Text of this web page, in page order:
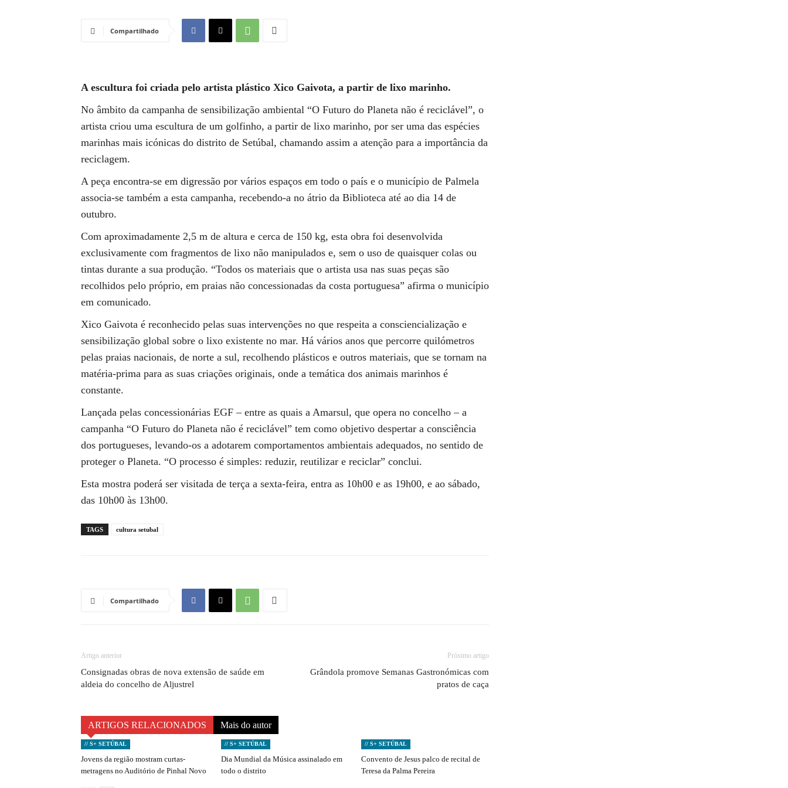
Compartilhado
A escultura foi criada pelo artista plástico Xico Gaivota, a partir de lixo marinho.
No âmbito da campanha de sensibilização ambiental “O Futuro do Planeta não é reciclável”, o
artista criou uma escultura de um golfinho, a partir de lixo marinho, por ser uma das espécies
marinhas mais icónicas do distrito de Setúbal, chamando assim a atenção para a importância da
reciclagem.
A peça encontra-se em digressão por vários espaços em todo o país e o município de Palmela
associa-se também a esta campanha, recebendo-a no átrio da Biblioteca até ao dia 14 de
outubro.
Com aproximadamente 2,5 m de altura e cerca de 150 kg, esta obra foi desenvolvida
exclusivamente com fragmentos de lixo não manipulados e, sem o uso de quaisquer colas ou
tintas durante a sua produção. “Todos os materiais que o artista usa nas suas peças são
recolhidos pelo próprio, em praias não concessionadas da costa portuguesa” afirma o município
em comunicado.
Xico Gaivota é reconhecido pelas suas intervenções no que respeita a consciencialização e
sensibilização global sobre o lixo existente no mar. Há vários anos que percorre quilómetros
pelas praias nacionais, de norte a sul, recolhendo plásticos e outros materiais, que se tornam na
matéria-prima para as suas criações originais, onde a temática dos animais marinhos é
constante.
Lançada pelas concessionárias EGF – entre as quais a Amarsul, que opera no concelho – a
campanha “O Futuro do Planeta não é reciclável” tem como objetivo despertar a consciência
dos portugueses, levando-os a adotarem comportamentos ambientais adequados, no sentido de
proteger o Planeta. “O processo é simples: reduzir, reutilizar e reciclar” conclui.
Esta mostra poderá ser visitada de terça a sexta-feira, entra as 10h00 e as 19h00, e ao sábado,
das 10h00 às 13h00.
TAGS cultura setubal
Compartilhado
Artigo anterior
Consignadas obras de nova extensão de saúde em
aldeia do concelho de Aljustrel
Próximo artigo
Grândola promove Semanas Gastronómicas com
pratos de caça
ARTIGOS RELACIONADOS Mais do autor
// S+ SETÚBAL
Jovens da região mostram curtas-
metragens no Auditório de Pinhal Novo
// S+ SETÚBAL
Dia Mundial da Música assinalado em
todo o distrito
// S+ SETÚBAL
Convento de Jesus palco de recital de
Teresa da Palma Pereira